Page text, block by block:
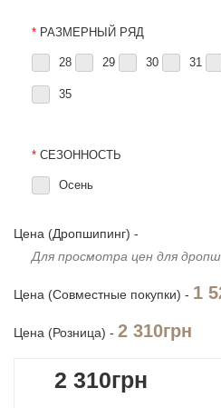
* РАЗМЕРНЫЙ РЯД
28 29 30 31
35
* СЕЗОННОСТЬ
Осень
Цена (Дропшипинг) -
Для просмотра цен для
Цена (Совместные покупки) - 1
Цена (Розница) - 2 310грн
2 310грн